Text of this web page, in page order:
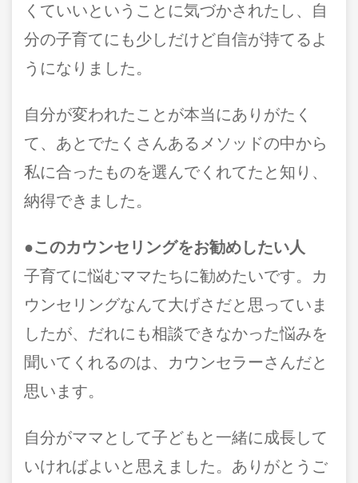
くていいということに気づかされたし、自
分の子育てにも少しだけど自信が持てるよ
うになりました。
自分が変われたことが本当にありがたく
て、あとでたくさんあるメソッドの中から
私に合ったものを選んでくれてたと知り、
納得できました。
●このカウンセリングをお勧めしたい人
子育てに悩むママたちに勧めたいです。カ
ウンセリングなんて大げさだと思っていま
したが、だれにも相談できなかった悩みを
聞いてくれるのは、カウンセラーさんだと
思います。
自分がママとして子どもと一緒に成長して
いければよいと思えました。ありがとうご